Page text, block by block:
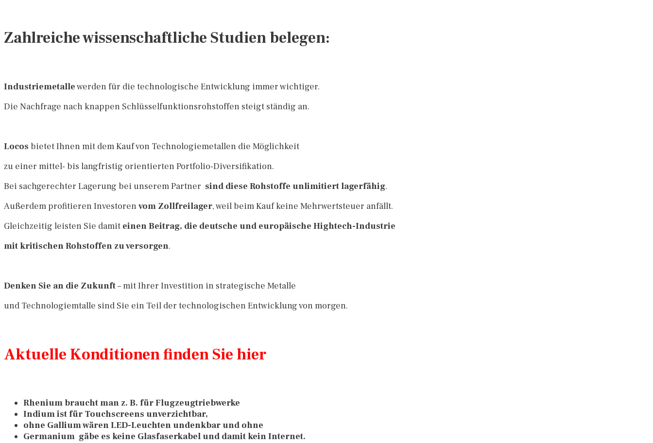
Zahlreiche wissenschaftliche Studien belegen:
Industriemetallewerden für die technologische Entwicklung immer wichtiger.
Die Nachfrage nach knappen Schlüsselfunktionsrohstoffen steigt ständig an.
Locos bietet Ihnen mit dem Kauf von Technologiemetallen die Möglichkeit
zu einer mittel- bis langfristig orientierten Portfolio-Diversifikation.
Bei sachgerechter Lagerung bei unserem Partner sind diese Rohstoffe unlimitiert lagerfähig.
Außerdem profitieren Investorenvom Zollfreilager, weil beim Kauf keine Mehrwertsteuer anfällt.
Gleichzeitig leisten Sie damit einen Beitrag, die deutsche und europäische Hightech-Industrie
mit kritischen Rohstoffen zu versorgen.
Denken Sie an die Zukunft– mit Ihrer Investition in strategische Metalle
und Technologiemtalle sind Sie ein Teil der technologischen Entwicklung von morgen.
Aktuelle Konditionen finden Sie hier
Rhenium braucht man z. B. für Flugzeugtriebwerke
Indium ist für Touchscreens unverzichtbar,
ohne Gallium wären LED-Leuchten undenkbar und ohne
Germanium gäbe es keine Glasfaserkabel und damit kein Internet.